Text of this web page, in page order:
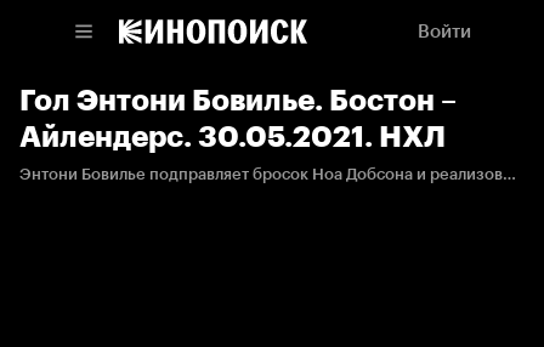
Войти
Гол Энтони Бовилье. Бостон –
Айлендерс. 30.05.2021. НХЛ
Энтони Бовилье подправляет бросок Ноа Добсона и реализовывает большинство